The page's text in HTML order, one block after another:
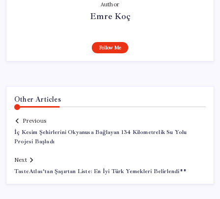
Author
Emre Koç
Follow Me
Other Articles
Previous
İç Kesim Şehirlerini Okyanusa Bağlayan 134 Kilometrelik Su Yolu
Projesi Başladı
Next
TasteAtlas’tan Şaşırtan Liste: En İyi Türk Yemekleri Belirlendi**